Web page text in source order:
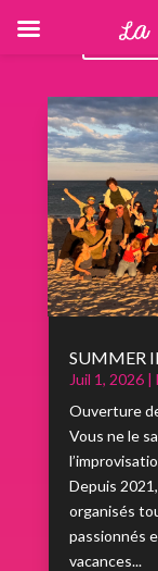
SUMMER
Juil 1, 2026|
Ouverture
Vous ne le
Depuis
organisés
passionnés
vacances...